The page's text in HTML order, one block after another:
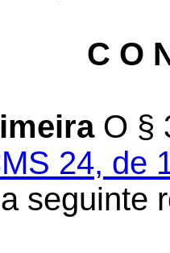
C O
O §
24, de
seguinte